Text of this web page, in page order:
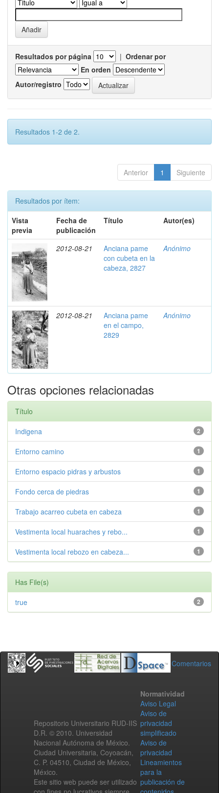
Resultados por página | Ordenar por
En orden
Autor/registro
Resultados 1-2 de 2.
Anterior 1 Siguiente
Resultados por ítem:
Vista
previa
Fecha de
publicación
Título Autor(es)
2012-08-21
Anciana pame
con cubeta en la
cabeza, 2827
Anónimo
2012-08-21
Anciana pame
en el campo,
2829
Anónimo
Otras opciones relacionadas
Título
2
Indigena
1
Entorno camino
1
Entorno espacio pidras y arbustos
1
Fondo cerca de piedras
1
Trabajo acarreo cubeta en cabeza
1
Vestimenta local huaraches y rebo...
1
Vestimenta local rebozo en cabeza...
Has File(s)
2
true
Comentarios
Repositorio Universitario RUD-IIS
D.R. © 2010. Universidad
Nacional Autónoma de México.
Ciudad Universitaria, Coyoacán,
C. P. 04510, Ciudad de México,
México.
Este sitio web puede ser utilizado
Normatividad
Aviso Legal
Aviso de
privacidad
simplificado
Aviso de
privacidad
Lineamientos
para la
publicación de